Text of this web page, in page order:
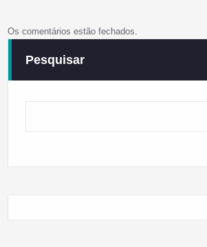
Os comentários estão fechados.
Pesquisar